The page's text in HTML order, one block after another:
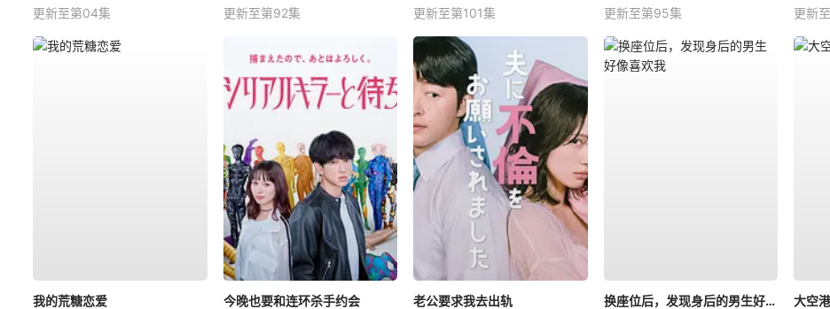
更新至第04集
更新至第92集
更新至第101集
更新至第95集
更新
我的荒糖恋爱
今晚也要和连环杀手约会
老公要求我去出轨
换座位后，发现身后的男生好像喜欢我
大空